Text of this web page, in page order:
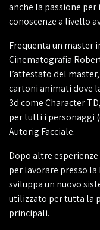
anche la passione
conoscenze a livello
Frequenta un master
Cinematografia
l’attestato del
cartoni animati dove
3d come Character
per tutti i personaggi
Autorig Facciale.
Dopo altre
per lavorare presso
sviluppa un nuovo
utilizzato per tutta la
principali.